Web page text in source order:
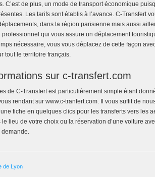
C’est de plus, un mode de transport économique
Les tarifs sont établis à l’avance. C-Transfert
dans la région parisienne mais aussi
professionnel qui vous assure un déplacement
nécessaire, vous vous déplacez de cette façon
tout le territoire français.
sur c-transfert.com
de C-Transfert est particulièrement simple étant
rendant sur www.c-tranfert.com. Il vous suffit de
fiche en quelques clics pour les transferts vers les
lieu de votre choix ou la réservation d’une voiture
demande.
de Lyon